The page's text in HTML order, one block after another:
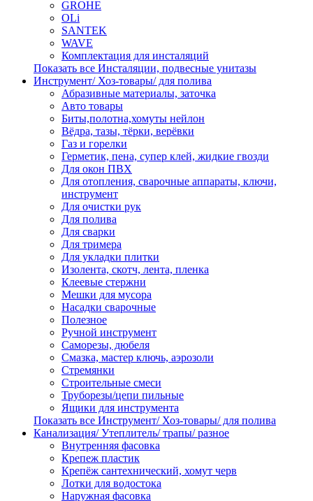
GROHE
OLi
SANTEK
WAVE
Комплектация для инсталяций
Показать все Инсталяции, подвесные унитазы
Инструмент/ Хоз-товары/ для полива
Абразивные материалы, заточка
Авто товары
Биты,полотна,хомуты нейлон
Вёдра, тазы, тёрки, верёвки
Газ и горелки
Герметик, пена, супер клей, жидкие гвозди
Для окон ПВХ
Для отопления, сварочные аппараты, ключи,
инструмент
Для очистки рук
Для полива
Для сварки
Для тримера
Для укладки плитки
Изолента, скотч, лента, пленка
Клеевые стержни
Мешки для мусора
Насадки сварочные
Полезное
Ручной инструмент
Саморезы, дюбеля
Смазка, мастер ключь, аэрозоли
Стремянки
Строительные смеси
Труборезы/цепи пильные
Ящики для инструмента
Показать все Инструмент/ Хоз-товары/ для полива
Канализация/ Утеплитель/ трапы/ разное
Внутренняя фасовка
Крепеж пластик
Крепёж сантехнический, хомут черв
Лотки для водостока
Наружная фасовка